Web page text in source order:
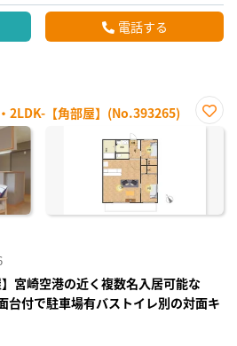
電話する
2LDK-【角部屋】(No.393265)
お気
宮崎空港の近く複数名入居可能な
台付で駐車場有バストイレ別の対面キ